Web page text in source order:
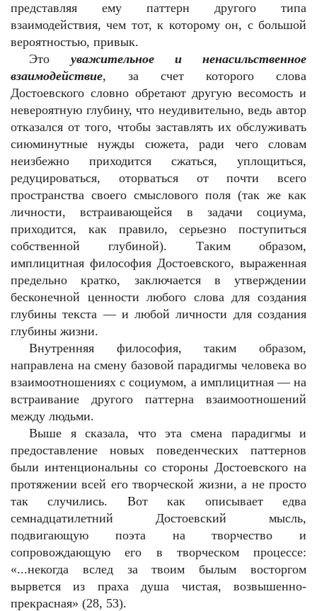
представляя ему паттерн другого типа
взаимодействия, чем тот, к которому он, с большой
вероятностью, привык.
Это уважительное и ненасильственное
взаимодействие, за счет которого слова
Достоевского словно обретают другую весомость и
невероятную глубину, что неудивительно, ведь автор
отказался от того, чтобы заставлять их обслуживать
сиюминутные нужды сюжета, ради чего словам
неизбежно приходится сжаться, уплощиться,
редуцироваться, оторваться от почти всего
пространства своего смыслового поля (так же как
личности, встраивающейся в задачи социума,
приходится, как правило, серьезно поступиться
собственной глубиной). Таким образом,
имплицитная философия Достоевского, выраженная
предельно кратко, заключается в утверждении
бесконечной ценности любого слова для создания
глубины текста — и любой личности для создания
глубины жизни.
Внутренняя философия, таким образом,
направлена на смену базовой парадигмы человека во
взаимоотношениях с социумом, а имплицитная — на
встраивание другого паттерна взаимоотношений
между людьми.
Выше я сказала, что эта смена парадигмы и
предоставление новых поведенческих паттернов
были интенциональны со стороны Достоевского на
протяжении всей его творческой жизни, а не просто
так случились. Вот как описывает едва
семнадцатилетний Достоевский мысль,
подвигающую поэта на творчество и
сопровождающую его в творческом процессе:
«...некогда вслед за твоим былым восторгом
вырвется из праха душа чистая, возвышенно-
прекрасная» (28, 53).